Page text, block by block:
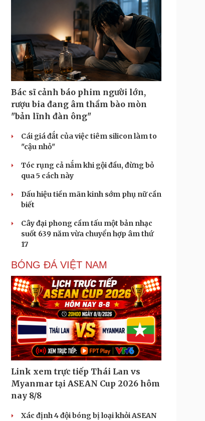
Bác sĩ cảnh báo phim người lớn,
rượu bia đang âm thầm bào mòn
"bản lĩnh đàn ông"
Cái giá đắt của việc tiêm silicon làm to
"cậu nhỏ"
Tóc rụng cả nắm khi gội đầu, đừng bỏ
qua 5 cách này
Dấu hiệu tiền mãn kinh sớm phụ nữ cần
biết
Cây đại phong cầm tấu một bản nhạc
suốt 639 năm vừa chuyển hợp âm thứ
17
BÓNG ĐÁ VIỆT NAM
Link xem trực tiếp Thái Lan vs
Myanmar tại ASEAN Cup 2026 hôm
nay 8/8
Xác định 4 đội bóng bị loại khỏi ASEAN